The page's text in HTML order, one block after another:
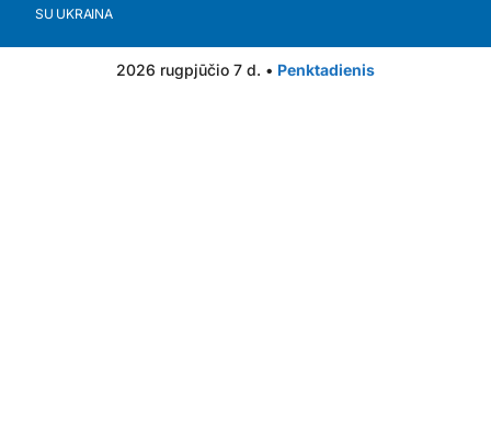
SU UKRAINA
2026 rugpjūčio 7 d. • Penktadienis